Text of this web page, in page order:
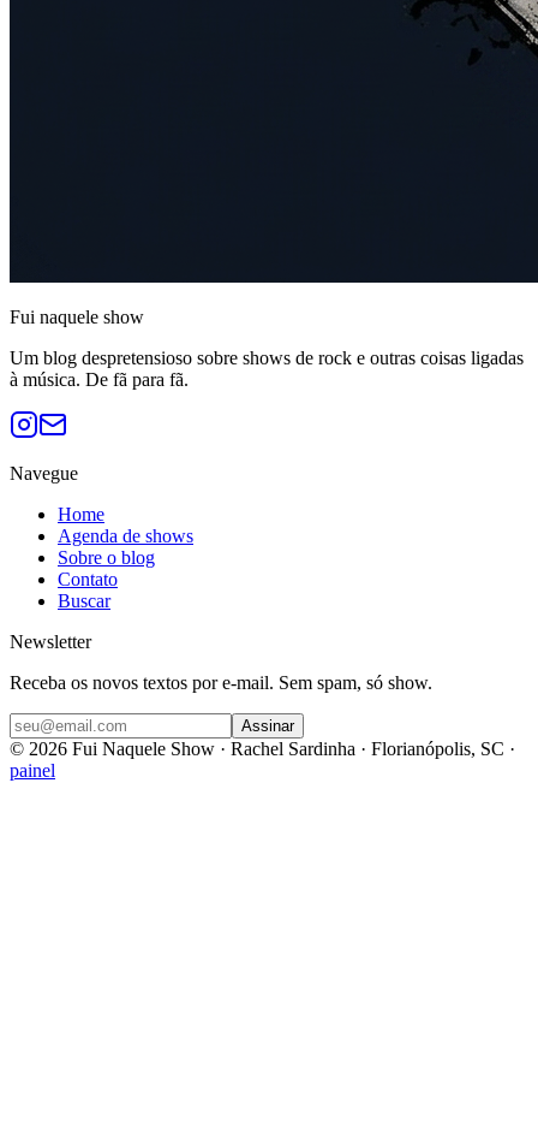
Fui naquele show
Um blog despretensioso sobre shows de rock e outras coisas ligadas
à música. De fã para fã.
Navegue
Home
Agenda de shows
Sobre o blog
Contato
Buscar
Newsletter
Receba os novos textos por e-mail. Sem spam, só show.
Assinar
© 2026 Fui Naquele Show · Rachel Sardinha · Florianópolis, SC ·
painel